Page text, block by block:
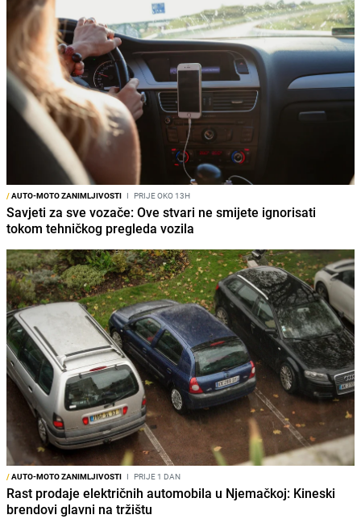
/AUTO-MOTO ZANIMLJIVOSTI I PRIJE OKO 13H
Savjeti za sve vozače: Ove stvari ne smijete ignorisati
tokom tehničkog pregleda vozila
/AUTO-MOTO ZANIMLJIVOSTI I PRIJE 1 DAN
Rast prodaje električnih automobila u Njemačkoj: Kineski
brendovi glavni na tržištu